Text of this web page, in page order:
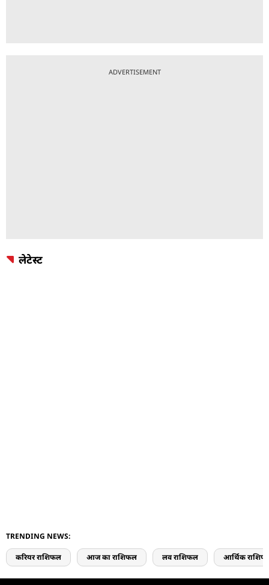
ADVERTISEMENT
लेटेस्ट
TRENDING NEWS:
करियर राशिफल आज का राशिफल लव राशिफल आर्थिक